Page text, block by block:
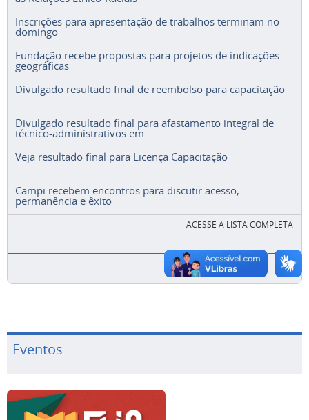
Inscrições para apresentação de trabalhos terminam no
domingo
Fundação recebe propostas para projetos de indicações
geográficas
Divulgado resultado final de reembolso para capacitação
Divulgado resultado final para afastamento integral de
técnico-administrativos em...
Veja resultado final para Licença Capacitação
Campi recebem encontros para discutir acesso,
permanência e êxito
ACESSE A LISTA COMPLETA
Eventos